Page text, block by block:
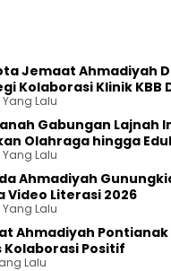
Jemaat Ahmadiyah
Kolaborasi Klinik KBB
Lalu
Gabungan Lajnah
Olahraga hingga
Lalu
Ahmadiyah
Video Literasi 2026
Lalu
Ahmadiyah Pontianak
Kolaborasi Positif
Lalu